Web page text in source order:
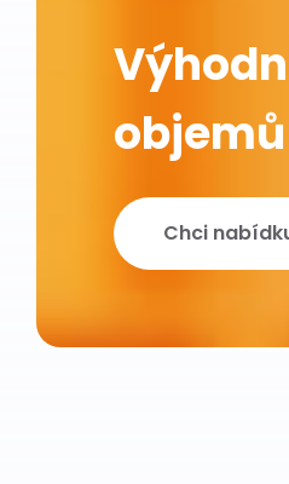
objemů
Chci